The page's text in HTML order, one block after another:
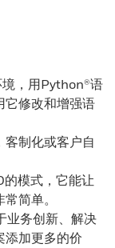
，用Python®语
它修改和增强语
客制化或客户自
模式，它能让
简单。
业务创新、解决
添加更多的价